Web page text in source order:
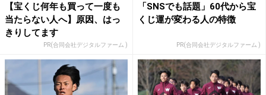
【宝くじ何年も買って一度も
当たらない人へ】原因、はっ
きりしてます
PR(合同会社デジタルファーム )
「SNSでも話題」60代から宝
くじ運が変わる人の特徴
PR(合同会社デジタルファーム )